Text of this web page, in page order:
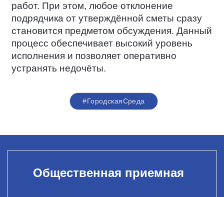
работ. При этом, любое отклонение
подрядчика от утверждённой сметы сразу
становится предметом обсуждения. Данный
процесс обеспечивает высокий уровень
исполнения и позволяет оперативно
устранять недочёты.
#ГородскаяСреда
Общественная приемная